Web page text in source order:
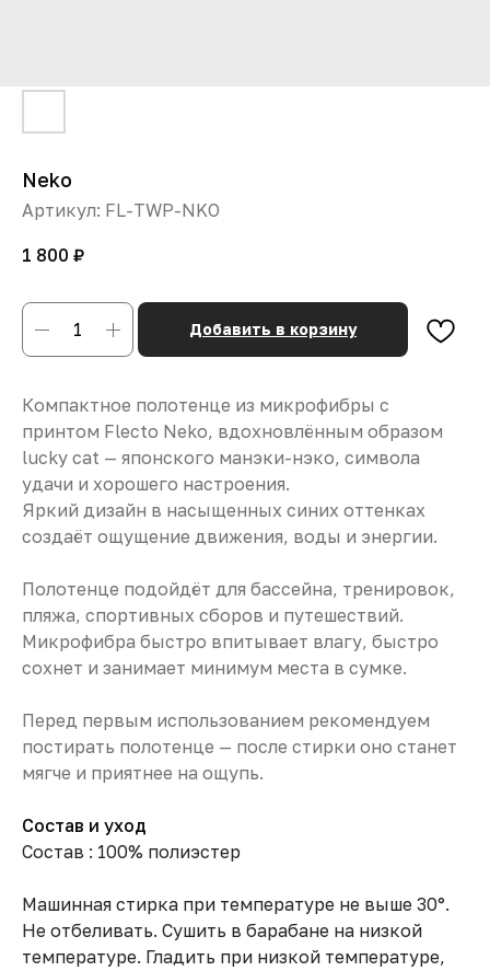
Neko
Артикул: FL-TWP-NKO
1 800 ₽
Добавить в корзину
Компактное полотенце из микрофибры с
принтом Flecto Neko, вдохновлённым образом
lucky cat — японского манэки-нэко, символа
удачи и хорошего настроения.
Яркий дизайн в насыщенных синих оттенках
создаёт ощущение движения, воды и энергии.
Полотенце подойдёт для бассейна, тренировок,
пляжа, спортивных сборов и путешествий.
Микрофибра быстро впитывает влагу, быстро
сохнет и занимает минимум места в сумке.
Перед первым использованием рекомендуем
постирать полотенце — после стирки оно станет
мягче и приятнее на ощупь.
Состав и уход
Состав : 100% полиэстер
Машинная стирка при температуре не выше 30°.
Не отбеливать. Сушить в барабане на низкой
температуре. Гладить при низкой температуре,